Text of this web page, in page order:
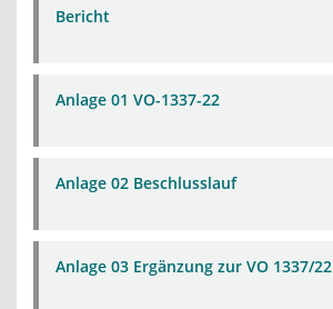
Bericht
Anlage 01 VO-1337-22
Anlage 02 Beschlusslauf
Anlage 03 Ergänzung zur VO 1337/22